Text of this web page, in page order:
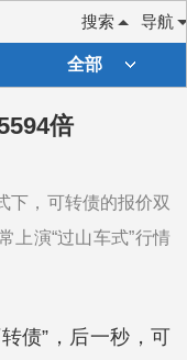
导航
搜索
全部
倍
下，可转债的报价双
上演“过山车式”行情
债”，后一秒，可